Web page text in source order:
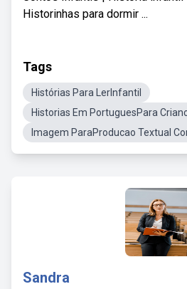
Historinhas para dormir ...
Tags
Histórias Para LerInfantil
Historias Em PortuguesPara
Imagem ParaProducao Textual
Sandra